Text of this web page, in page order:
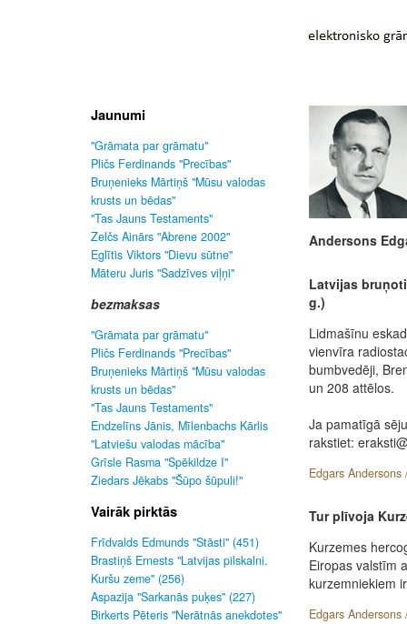
Jaunumi
"Grāmata par grāmatu"
Pličs Ferdinands "Precības"
Bruņenieks Mārtiņš "Mūsu valodas
krusts un bēdas"
"Tas Jauns Testaments"
Zelčs Ainārs "Abrene 2002"
Eglītis Viktors "Dievu sūtne"
Māteru Juris "Sadzīves viļņi"
bezmaksas
"Grāmata par grāmatu"
Pličs Ferdinands "Precības"
Bruņenieks Mārtiņš "Mūsu valodas
krusts un bēdas"
"Tas Jauns Testaments"
Endzelīns Jānis, Mīlenbachs Kārlis
"Latviešu valodas mācība"
Grīsle Rasma "Spēkildze I"
Ziedars Jēkabs "Šūpo šūpuli!"
Vairāk pirktās
Frīdvalds Edmunds "Stāsti" (451)
Brastiņš Ernests "Latvijas pilskalni.
Kuršu zeme" (256)
Aspazija "Sarkanās puķes" (227)
Birkerts Pēteris "Nerātnās anekdotes"
Andersons
Latvijas
g.)
Lidmašīnu
vienvīra
bumbvedēji,
un 208 attēlos.
Ja pamatīgā
rakstiet:
Edgars
Tur plīvoja
Kurzemes
Eiropas valstīm
kurzemniekiem
Edgars